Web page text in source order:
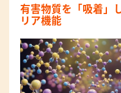
有害物質を「吸着」
リア機能